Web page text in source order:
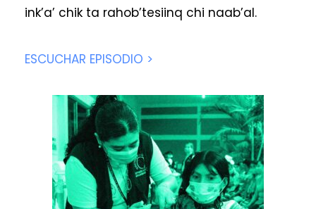
ink’a’ chik ta rahob’tesiinq chi naab’al.
ESCUCHAR EPISODIO >